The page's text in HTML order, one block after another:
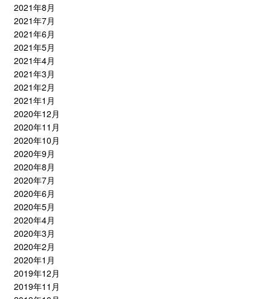
2021年8月
2021年7月
2021年6月
2021年5月
2021年4月
2021年3月
2021年2月
2021年1月
2020年12月
2020年11月
2020年10月
2020年9月
2020年8月
2020年7月
2020年6月
2020年5月
2020年4月
2020年3月
2020年2月
2020年1月
2019年12月
2019年11月